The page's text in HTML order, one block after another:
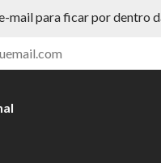
mail para ficar por dentro